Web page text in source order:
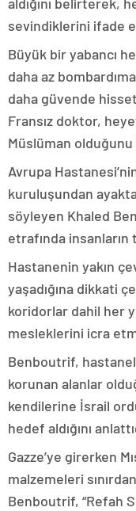
sevindiklerini ifade
Büyük bir yabancı
daha az
daha güvende
Fransız doktor,
Müslüman olduğunu
Avrupa
kuruluşundan
söyleyen Khaled
etrafında insanların
Hastanenin yakın
yaşadığına dikkati
koridorlar dahil her
mesleklerini icra
Benboutrif,
korunan alanlar
kendilerine İsrail
hedef aldığını
Gazze’ye girerken
malzemeleri
Benboutrif, “Refah